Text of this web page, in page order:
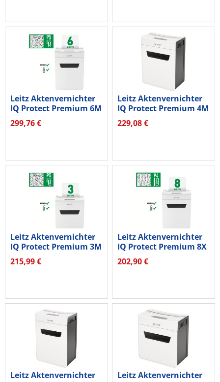
Leitz Aktenvernichter
IQ Protect Premium 6M
P5...
299,76 €
Leitz Aktenvernichter
IQ Protect Premium 4M
P5...
229,08 €
Leitz Aktenvernichter
IQ Protect Premium 3M
P5...
215,99 €
Leitz Aktenvernichter
IQ Protect Premium 8X
P4...
202,90 €
Leitz Aktenvernichter
Leitz Aktenvernichter